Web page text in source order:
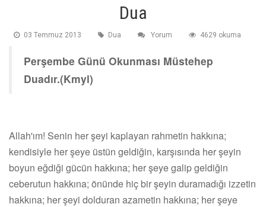
Dua
03 Temmuz 2013 Dua Yorum 4629 okuma
Perşembe Günü Okunması Müstehep
Duadır.(Kmyl)
Allah'ım! Senin her şeyi kaplayan rahmetin hakkına;
kendisiyle her şeye üstün geldiğin, karşısında her şeyin
boyun eğdiği gücün hakkına; her şeye galip geldiğin
ceberutun hakkına; önünde hiç bir şeyin duramadığı izzetin
hakkına; her şeyi dolduran azametin hakkına; her şeye